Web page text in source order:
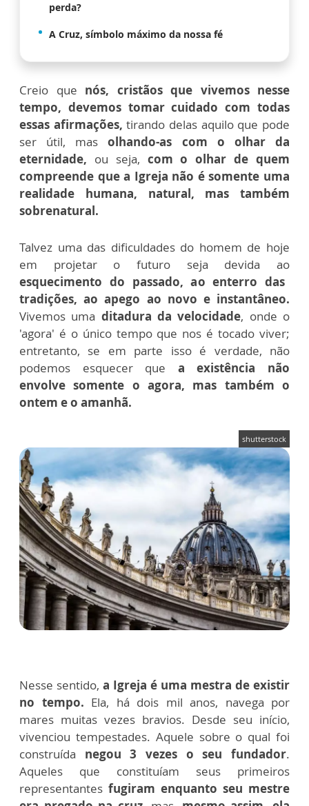
perda?
A Cruz, símbolo máximo da nossa fé
Creio que nós, cristãos que vivemos nesse
tempo, devemos tomar cuidado com todas
essas afirmações, tirando delas aquilo que pode
ser útil, masolhando-as com o olhar da
eternidade, ou seja, com o olhar de quem
compreende que a Igreja não é somente uma
realidade humana, natural, mas também
sobrenatural.
Talvez uma das dificuldades do homem de hoje
em projetar o futuro seja devida ao
esquecimento do passado, ao enterro das
tradições, ao apego ao novo e instantâneo.
Vivemos uma ditadura da velocidade, onde o
'agora' é o único tempo que nos é tocado viver;
entretanto, se em parte isso é verdade, não
podemos esquecer que a existência não
envolve somente o agora, mas também o
ontem e o amanhã.
shutterstock
Nesse sentido, a Igreja é uma mestra de existir
no tempo. Ela, há dois mil anos, navega por
mares muitas vezes bravios. Desde seu início,
vivenciou tempestades. Aquele sobre o qual foi
construída negou 3 vezes o seu fundador.
Aqueles que constituíam seus primeiros
representantes fugiram enquanto seu mestre